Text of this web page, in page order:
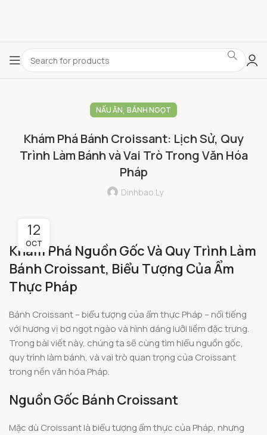
NẤU ĂN, BÁNH NGỌT
Khám Phá Bánh Croissant: Lịch Sử, Quy
Trình Làm Bánh và Vai Trò Trong Văn Hóa
Pháp
Dinhbao.ly
12
OCT
Khám Phá Nguồn Gốc Và Quy Trình Làm
Bánh Croissant, Biểu Tượng Của Ẩm
Thực Pháp
Bánh Croissant – biểu tượng của ẩm thực Pháp – nổi tiếng
với hương vị bơ ngọt ngào và hình dáng lưỡi liềm đặc trưng.
Trong bài viết này, chúng ta sẽ cùng tìm hiểu nguồn gốc,
quy trình làm bánh, và vai trò quan trọng của Croissant
trong nền văn hóa Pháp.
Nguồn Gốc Bánh Croissant
Mặc dù Croissant là biểu tượng ẩm thực của Pháp, nhưng